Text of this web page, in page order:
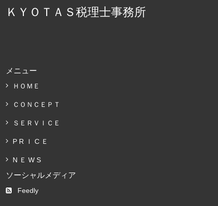
ＫＹＯＴＡＳ税理士事務所
メニュー
ＨＯＭＥ
ＣＯＮＣＥＰＴ
ＳＥＲＶＩＣＥ
P R Ｉ C Ｅ
N Ｅ W S
ソーシャルメディア
Feedly